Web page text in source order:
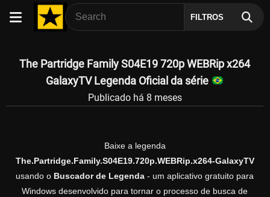
FILTROS
The Partridge Family S04E19 720p WEBRip x264
GalaxyTV Legenda Oficial da série
Publicado há 8 meses
Baixe a legenda
The.Partridge.Family.S04E19.720p.WEBRip.x264-GalaxyTV
usando o Buscador de Legenda - um aplicativo gratuito para
Windows desenvolvido para tornar o processo de busca de